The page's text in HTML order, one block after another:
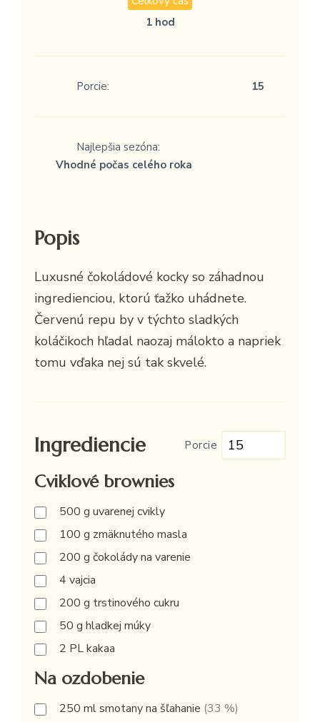
1 hod
Porcie: 15
Najlepšia sezóna:
Vhodné počas celého roka
Popis
Luxusné čokoládové kocky so záhadnou
ingredienciou, ktorú ťažko uhádnete.
Červenú repu by v týchto sladkých
koláčikoch hľadal naozaj málokto a napriek
tomu vďaka nej sú tak skvelé.
Ingrediencie Porcie
Cviklové brownies
500 g uvarenej cvikly
100 g zmäknutého masla
200 g čokolády na varenie
4 vajcia
200 g trstinového cukru
50 g hladkej múky
2 PLkakaa
Na ozdobenie
250 mlsmotany na šľahanie (33 %)